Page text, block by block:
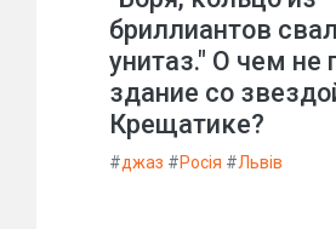
бриллиантов
унитаз." О чем не
здание со
Крещатике?
#джаз #Росія #Львів